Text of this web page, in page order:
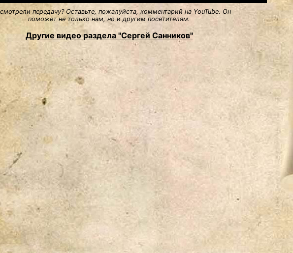
передачу? Оставьте, пожалуйста, комментарий на YouTube. Он
поможет не только нам, но и другим посетителям.
Другие видео раздела "Сергей Санников"